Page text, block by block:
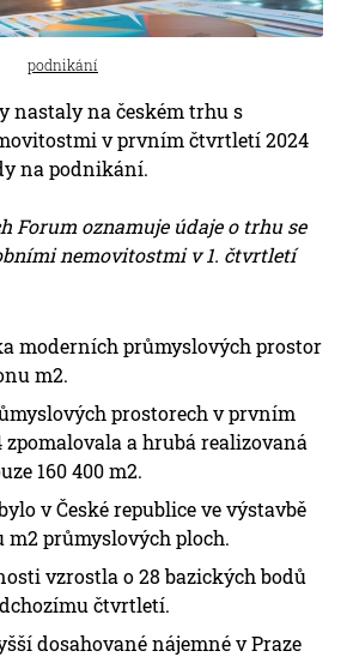
podnikání
nastaly na českém trhu s
v prvním čtvrtletí 2024
na podnikání.
Forum oznamuje údaje o trhu se
nemovitostmi v 1. čtvrtletí
moderních průmyslových prostor
m2.
prostorech v prvním
a hrubá realizovaná
160 400 m2.
v České republice ve výstavbě
m2 průmyslových ploch.
vzrostla o 28 bazických bodů
čtvrtletí.
dosahované nájemné v Praze